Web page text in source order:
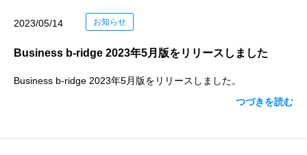
2023/05/14 お知らせ
Business b-ridge 2023年5月版をリリースしました
Business b-ridge 2023年5月版をリリースしました。
つづきを読む